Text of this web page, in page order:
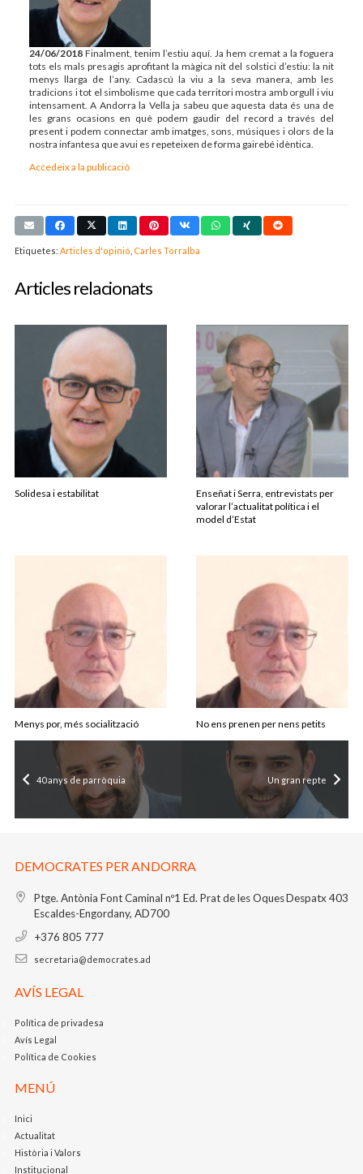
24/06/2018 Finalment, tenim l’estiu aquí. Ja hem cremat a la foguera
tots els mals presagis aprofitant la màgica nit del solstici d’estiu: la nit
menys llarga de l’any. Cadascú la viu a la seva manera, amb les
tradicions i tot el simbolisme que cada territori mostra amb orgull i viu
intensament. A Andorra la Vella ja sabeu que aquesta data és una de
les grans ocasions en què podem gaudir del record a través del
present i podem connectar amb imatges, sons, músiques i olors de la
nostra infantesa que avui es repeteixen de forma gairebé idèntica.
Accedeix a la publicació
Etiquetes: Articles d'opinió Carles Torralba
Articles relacionats
Solidesa i estabilitat
Enseñat i Serra, entrevistats per
valorar l’actualitat política i el
model d’Estat
Menys por, més socialització No ens prenen per nens petits
40 anys de parròquia Un gran repte
DEMOCRATES PER ANDORRA
Ptge. Antònia Font Caminal nº1 Ed. Prat de les OquesDespatx 403
Escaldes-Engordany, AD700
+376 805 777
secretaria@democrates.ad
AVÍS LEGAL
Política de privadesa
Avís Legal
Política de Cookies
MENÚ
Inici
Actualitat
Història i Valors
Institucional